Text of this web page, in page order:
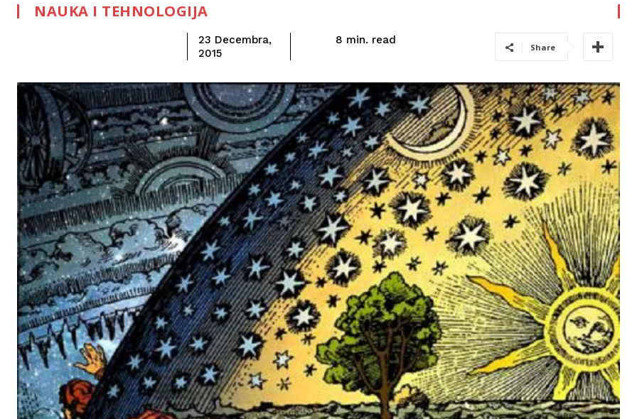
NAUKA I TEHNOLOGIJA
23 Decembra,
2015
8 min. read
Share